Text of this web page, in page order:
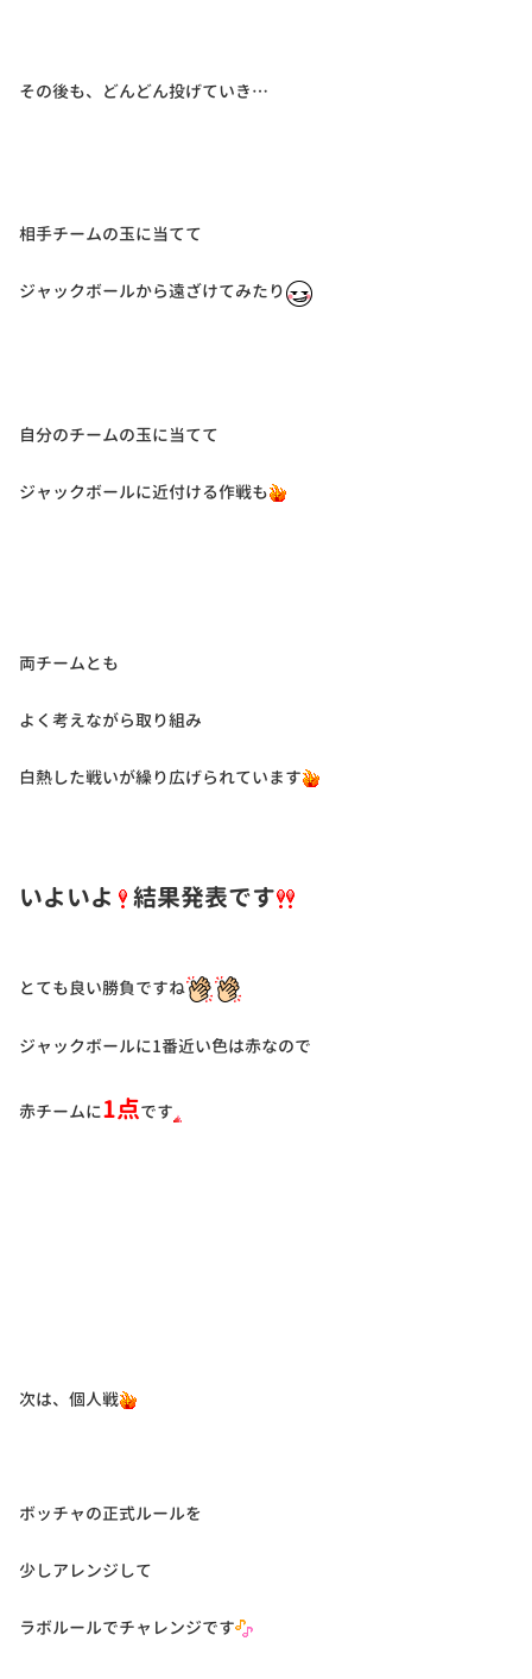
その後も、どんどん投げていき…
相手チームの玉に当てて
ジャックボールから遠ざけてみたり
自分のチームの玉に当てて
ジャックボールに近付ける作戦も
両チームとも
よく考えながら取り組み
白熱した戦いが繰り広げられています
いよいよ 結果発表です
とても良い勝負ですね
ジャックボールに1番近い色は赤なので
赤チームに1点です
次は、個人戦
ボッチャの正式ルールを
少しアレンジして
ラボルールでチャレンジです